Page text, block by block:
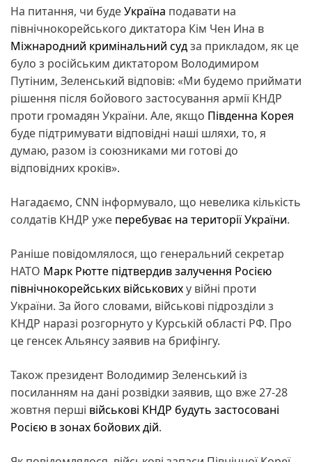
На питання, чи будеУкраїна подавати на
північнокорейського диктатора Кім Чен Ина в
Міжнародний кримінальний судза прикладом, як це
було з російським диктатором Володимиром
Путіним, Зеленський відповів: «Ми будемо приймати
рішення після бойового застосування армії КНДР
проти громадян України. Але, якщо Південна Корея
буде підтримувати відповідні наші шляхи, то, я
думаю, разом із союзниками ми готові до
відповідних кроків».
Нагадаємо, СNN інформувало, що невелика кількість
солдатів КНДР уже перебуває на території України.
Раніше повідомлялося, що генеральний секретар
НАТО Марк Рютте підтвердив залучення Росією
північнокорейських військовиху війні проти
України. За його словами, військові підрозділи з
КНДР наразі розгорнуто у Курській області РФ. Про
це генсек Альянсу заявив на брифінгу.
Також президент Володимир Зеленський із
посиланням на дані розвідки заявив, що вже 27-28
жовтня перші військові КНДР будуть застосовані
Росією в зонах бойових дій.